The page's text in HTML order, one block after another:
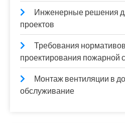
Инженерные решения
проектов
Требования
проектирования пожарной
Монтаж вентиляции в
обслуживание